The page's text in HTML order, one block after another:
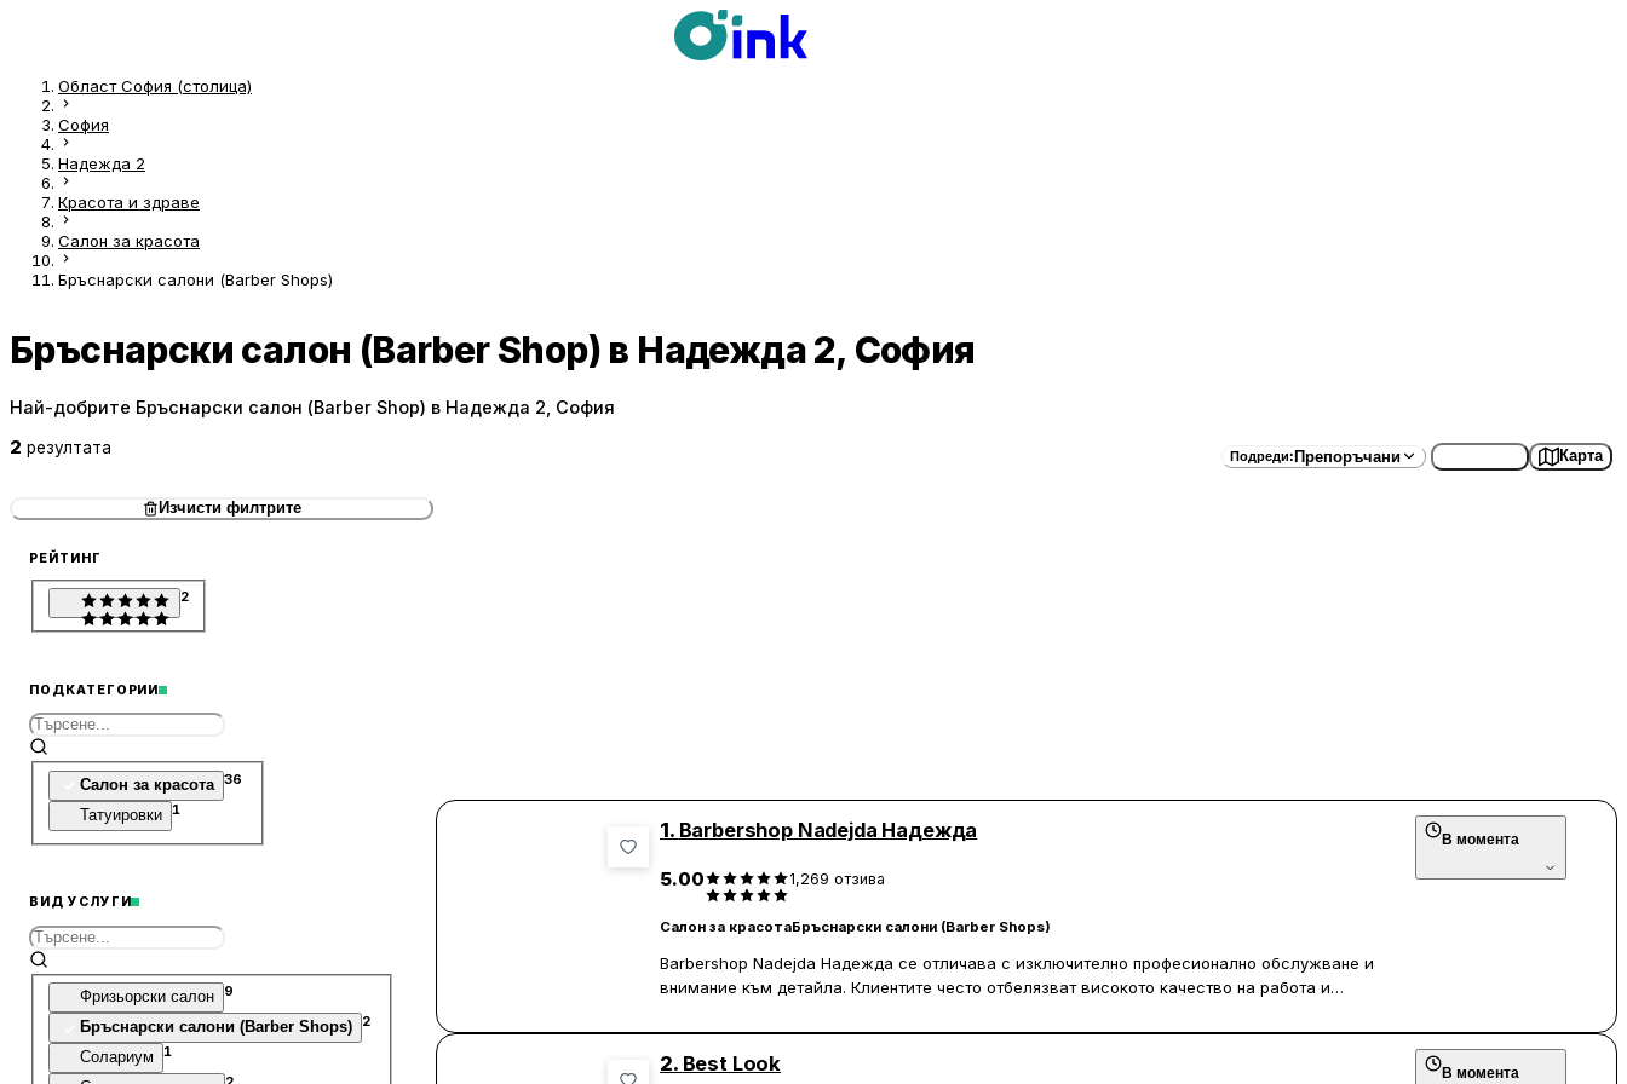
Област София (столица)
София
Надежда 2
Красота и здраве
Салон за красота
Бръснарски салони (Barber Shops)
Бръснарски салон (Barber Shop) в Надежда 2, София
Най-добрите Бръснарски салон (Barber Shop) в Надежда 2, София
2 резултата Подреди:Препоръчани Карта
Изчисти филтрите
РЕЙТИНГ
2
ПОДКАТЕГОРИИ
Салон за красота 36
Татуировки 1
ВИД УСЛУГИ
Фризьорски салон 9
Бръснарски салони (Barber Shops) 2
Солариум 1
1. Barbershop Nadejda Надежда
5.00 1,269 отзива
Салон за красотаБръснарски салони (Barber Shops)
Barbershop Nadejda Надежда се отличава с изключително професионално обслужване и
внимание към детайла. Клиентите често отбелязват високото качество на работа и
професионалисти, които създават приятна атмосфера и се грижат клиентите да се
чувстват комфортно и удовлетворени. Чистотата и хигиената в салона също са на високо
В момента
2. Best Look В момента